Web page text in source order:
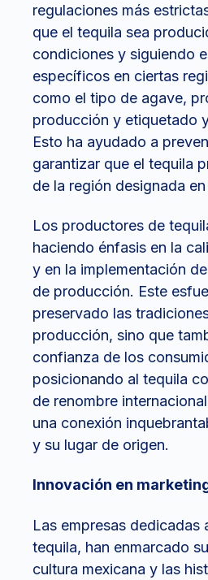
regulaciones más
que el tequila sea
condiciones y siguiendo
específicos en ciertas
como el tipo de agave,
producción y etiquetado
Esto ha ayudado a
garantizar que el tequila
de la región designada
Los productores de
haciendo énfasis en la
y en la implementación
de producción. Este
preservado las
producción, sino que
confianza de los
posicionando al tequila
de renombre
una conexión
y su lugar de origen.
Innovación en
Las empresas dedicadas
tequila, han enmarcado
cultura mexicana y las